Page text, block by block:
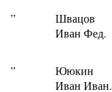
”
Швацов
Иван Фед.
”
Ююкин
Иван Иван.